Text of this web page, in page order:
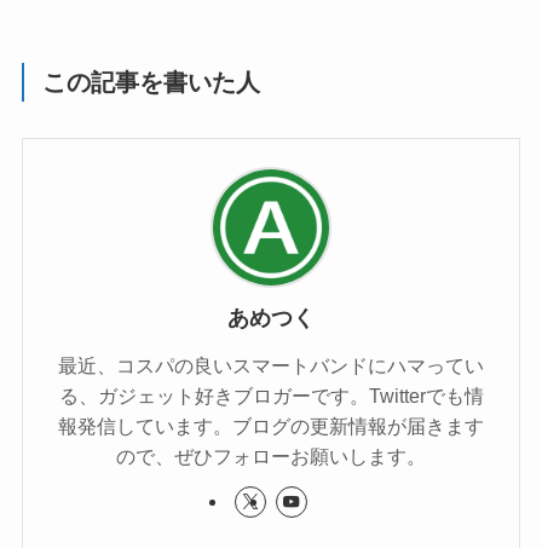
この記事を書いた人
あめつく
最近、コスパの良いスマートバンドにハマってい
る、ガジェット好きブロガーです。Twitterでも情
報発信しています。ブログの更新情報が届きます
ので、ぜひフォローお願いします。